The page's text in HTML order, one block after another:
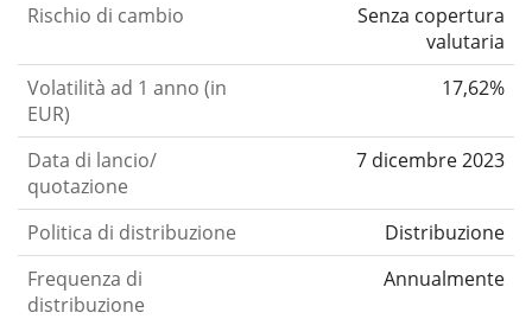
Rischio di cambio
Senza copertura
valutaria
Volatilità ad 1 anno (in
EUR)
17,62%
Data di lancio/
quotazione
7 dicembre 2023
Politica di distribuzione
Distribuzione
Frequenza di
distribuzione
Annualmente